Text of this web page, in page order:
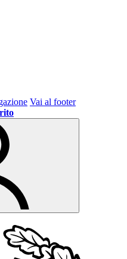
Vai al footer